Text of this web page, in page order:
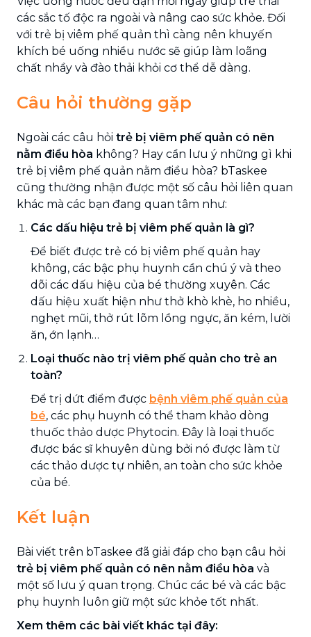
các sắc tố độc ra ngoài và nâng cao sức khỏe. Đối
với trẻ bị viêm phế quản thì càng nên khuyến
khích bé uống nhiều nước sẽ giúp làm loãng
chất nhầy và đào thải khỏi cơ thể dễ dàng.
Câu hỏi thường gặp
Ngoài các câu hỏi trẻ bị viêm phế quản có nên
nằm điều hòa không? Hay cần lưu ý những gì khi
trẻ bị viêm phế quản nằm điều hòa? bTaskee
cũng thường nhận được một số câu hỏi liên quan
khác mà các bạn đang quan tâm như:
Các dấu hiệu trẻ bị viêm phế quản là gì?
Để biết được trẻ có bị viêm phế quản hay
không, các bậc phụ huynh cần chú ý và theo
dõi các dấu hiệu của bé thường xuyên. Các
dấu hiệu xuất hiện như thở khò khè, ho nhiều,
nghẹt mũi, thở rút lõm lồng ngực, ăn kém, lười
ăn, ớn lạnh…
Loại thuốc nào trị viêm phế quản cho trẻ an
toàn?
Để trị dứt điểm được bệnh viêm phế quản của
bé, các phụ huynh có thể tham khảo dòng
thuốc thảo dược Phytocin. Đây là loại thuốc
được bác sĩ khuyên dùng bởi nó được làm từ
các thảo dược tự nhiên, an toàn cho sức khỏe
của bé.
Kết luận
Bài viết trên bTaskee đã giải đáp cho bạn câu hỏi
trẻ bị viêm phế quản có nên nằm điều hòa và
một số lưu ý quan trọng. Chúc các bé và các bậc
phụ huynh luôn giữ một sức khỏe tốt nhất.
Xem thêm các bài viết khác tại đây: